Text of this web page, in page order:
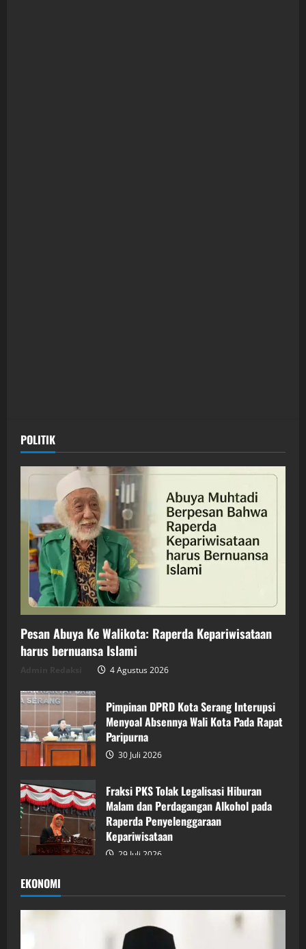
POLITIK
Pesan Abuya Ke Walikota: Raperda Kepariwisataan
harus bernuansa Islami
4 Agustus 2026
Pimpinan DPRD Kota Serang Interupsi
Menyoal Absennya Wali Kota Pada Rapat
Paripurna
30 Juli 2026
Fraksi PKS Tolak Legalisasi Hiburan
Malam dan Perdagangan Alkohol pada
Raperda Penyelenggaraan
Kepariwisataan
29 Juli 2026
EKONOMI